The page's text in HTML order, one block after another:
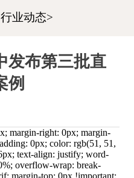
行业动态>
发布第三批直
例
margin-right: 0px; margin-
0px; color: rgb(51, 51,
text-align: justify; word-
overflow-wrap: break-
margin-top: 0px !important;